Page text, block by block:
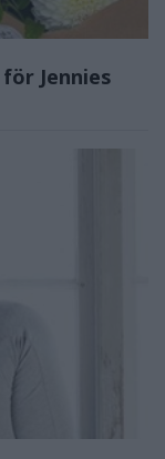
Jennies